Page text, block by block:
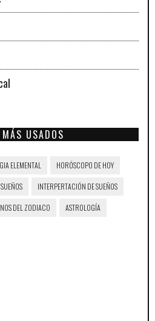
USADOS
ELEMENTAL HORÓSCOPO DE HOY
INTERPERTACIÓN DE SUEÑOS
DEL ZODIACO ASTROLOGÍA